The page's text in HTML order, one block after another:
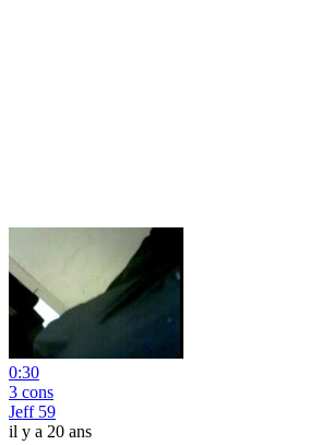
0:30
3 cons
Jeff 59
il y a 20 ans